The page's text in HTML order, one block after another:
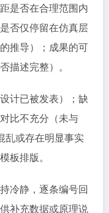
是否在合理范围内
否仅停留在仿真层
推导）；成果的可
描述完整）。
计已被发表）；缺
比不充分（未与
乱或存在明显事实
板排版。
冷静，逐条编号回
补充数据或原理说